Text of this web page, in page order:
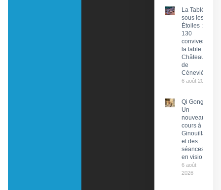
La Tablée
sous les
Étoiles :
130
convives à
la table du
Château
de
Cénevières
6 août 2026
Qi Gong :
Un
nouveau
cours à
Ginouillac
et des
séances
en visio
6 août
2026